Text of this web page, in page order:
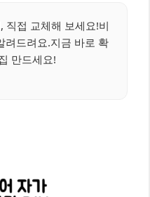
직접 교체해 보세요!비
려드려요.지금 바로 확
만드세요!